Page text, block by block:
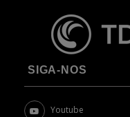
SIGA-NOS
Youtube